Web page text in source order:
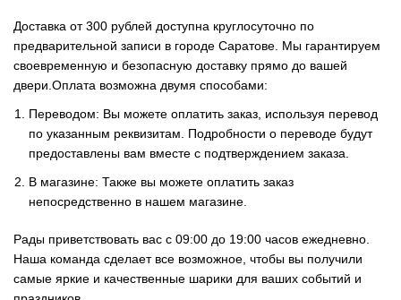
Доставка от 300 рублей доступна круглосуточно по
предварительной записи в городе Саратове. Мы гарантируем
своевременную и безопасную доставку прямо до вашей
двери.Оплата возможна двумя способами:
Переводом: Вы можете оплатить заказ, используя перевод
по указанным реквизитам. Подробности о переводе будут
предоставлены вам вместе с подтверждением заказа.
В магазине: Также вы можете оплатить заказ
непосредственно в нашем магазине.
Рады приветствовать вас с 09:00 до 19:00 часов ежедневно.
Наша команда сделает все возможное, чтобы вы получили
самые яркие и качественные шарики для ваших событий и